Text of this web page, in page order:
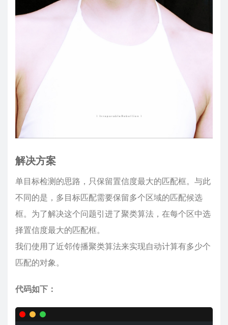
解决方案
单目标检测的思路，只保留置信度最大的匹配框。与此
不同的是，多目标匹配需要保留多个区域的匹配候选
框。为了解决这个问题引进了聚类算法，在每个区中选
择置信度最大的匹配框。
我们使用了近邻传播聚类算法来实现自动计算有多少个
匹配的对象。
代码如下：